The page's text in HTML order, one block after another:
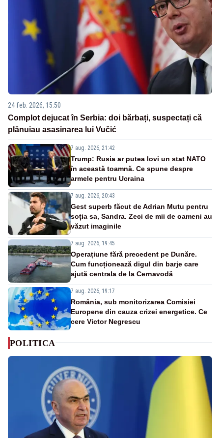
24 feb. 2026, 15:50
Complot dejucat în Serbia: doi bărbați, suspectați că
plănuiau asasinarea lui Vučić
7 aug. 2026, 21:42
Trump: Rusia ar putea lovi un stat NATO
în această toamnă. Ce spune despre
armele pentru Ucraina
7 aug. 2026, 20:43
Gest superb făcut de Adrian Mutu pentru
soția sa, Sandra. Zeci de mii de oameni au
văzut imaginile
7 aug. 2026, 19:45
Operațiune fără precedent pe Dunăre.
Cum funcționează digul din barje care
ajută centrala de la Cernavodă
7 aug. 2026, 19:17
România, sub monitorizarea Comisiei
Europene din cauza crizei energetice. Ce
cere Victor Negrescu
POLITICA